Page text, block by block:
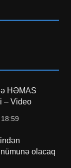
HƏMAS
– Video
olacaq